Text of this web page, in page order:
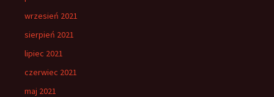
wrzesień 2021
sierpień 2021
lipiec 2021
czerwiec 2021
maj 2021